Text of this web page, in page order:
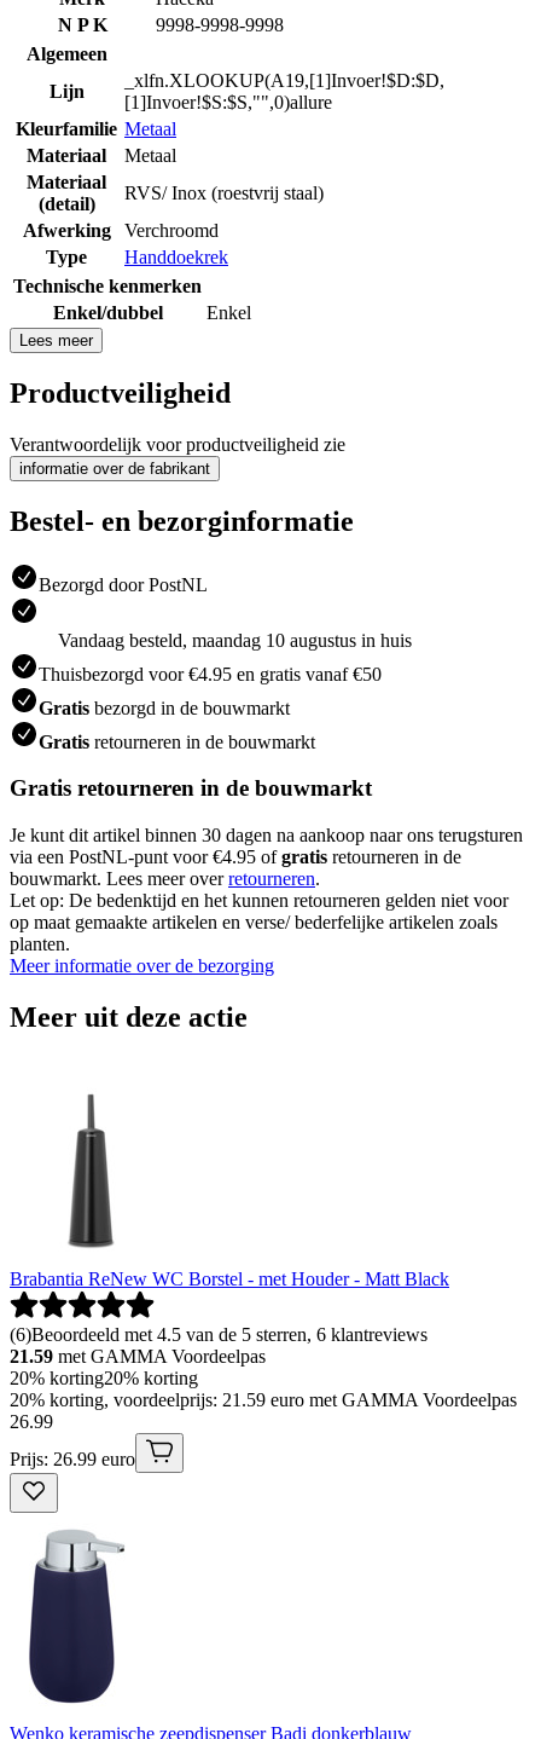
N P K
9998-9998-9998
Algemeen
Lijn
_xlfn.XLOOKUP(A19,[1]Invoer!$D:$D,
[1]Invoer!$S:$S,"",0)allure
Kleurfamilie Metaal
Materiaal
Metaal
Materiaal
(detail)
RVS/ Inox (roestvrij staal)
Afwerking
Verchroomd
Type
Handdoekrek
Technische kenmerken
Enkel/dubbel
Enkel
Lees meer
Productveiligheid
Verantwoordelijk voor productveiligheid zie
informatie over de fabrikant
Bestel- en bezorginformatie
Bezorgd door PostNL
Vandaag besteld, maandag 10 augustus in huis
Thuisbezorgd voor €4.95 en gratis vanaf €50
Gratis bezorgd in de bouwmarkt
Gratis retourneren in de bouwmarkt
Gratis retourneren in de bouwmarkt
Je kunt dit artikel binnen 30 dagen na aankoop naar ons terugsturen
via een PostNL-punt voor €4.95 ofgratis retourneren in de
bouwmarkt. Lees meer overretourneren.
Let op: De bedenktijd en het kunnen retourneren gelden niet voor
op maat gemaakte artikelen en verse/ bederfelijke artikelen zoals
planten.
Meer informatie over de bezorging
Meer uit deze actie
Brabantia ReNew WC Borstel - met Houder - Matt Black
(6)Beoordeeld met 4.5 van de 5 sterren, 6 klantreviews
21.59 met GAMMA Voordeelpas
20% korting20% korting
20% korting, voordeelprijs: 21.59 euro met GAMMA Voordeelpas
26.99
Prijs: 26.99 euro
Wenko keramische zeepdispenser Badi donkerblauw